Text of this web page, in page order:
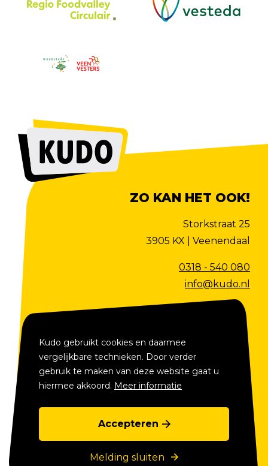
Kudo gebruikt cookies en daarmee
vergelijkbare technieken. Door verder
gebruik te maken van deze website gaat u
hiermee akkoord. Meer informatie
Accepteren
Melding sluiten
ZO KAN HET OOK!
Storkstraat 25
3905 KX | Veenendaal
0318 - 540 080
info@kudo.nl
Volg ons op
Algemene voorwaarden